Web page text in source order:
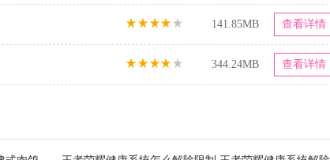
141.85MB 查看详情
344.24MB 查看详情